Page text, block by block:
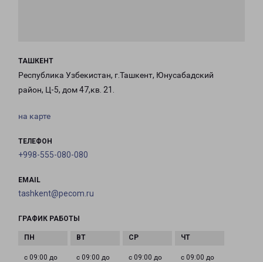
ТАШКЕНТ
Республика Узбекистан, г.Ташкент, Юнусабадский
район, Ц-5, дом 47,кв. 21.
на карте
ТЕЛЕФОН
+998-555-080-080
EMAIL
tashkent@pecom.ru
ГРАФИК РАБОТЫ
с 09:00 до
с 09:00 до
с 09:00 до
с 09:00 до